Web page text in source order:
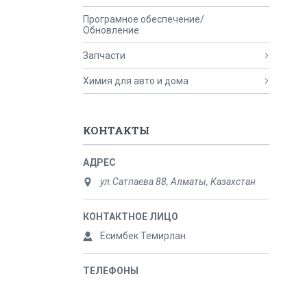
Програмное обеспечение/
Обновление
Запчасти
Химия для авто и дома
КОНТАКТЫ
ул.Сатпаева 88, Алматы, Казахстан
Есимбек Темирлан